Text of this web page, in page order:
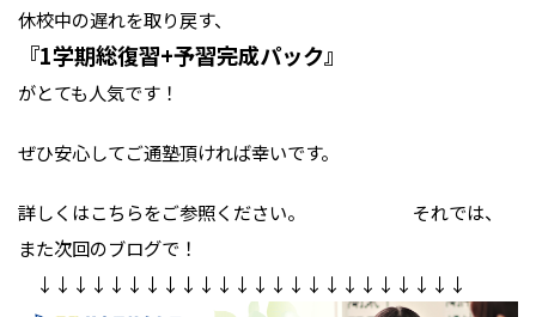
休校中の遅れを取り戻す、
『1学期総復習+予習完成パック』
がとても人気です！
ぜひ安心してご通塾頂ければ幸いです。
詳しくはこちらをご参照ください。 それでは、
また次回のブログで！
↓↓↓↓↓↓↓↓↓↓↓↓↓↓↓↓↓↓↓↓↓↓↓↓